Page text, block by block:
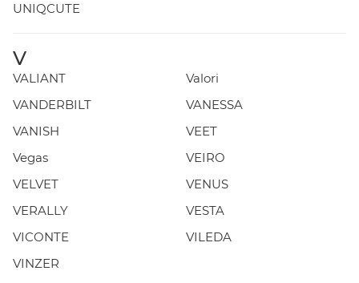
UNIQCUTE
V
VALIANT
Valori
VANDERBILT
VANESSA
VANISH
VEET
Vegas
VEIRO
VELVET
VENUS
VERALLY
VESTA
VICONTE
VILEDA
VINZER